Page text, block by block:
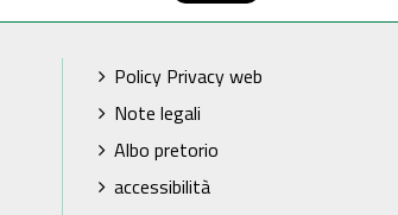
Policy Privacy web
Note legali
Albo pretorio
accessibilità